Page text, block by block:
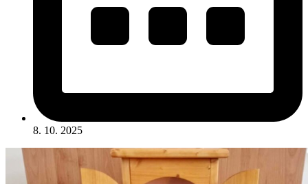
8. 10. 2025